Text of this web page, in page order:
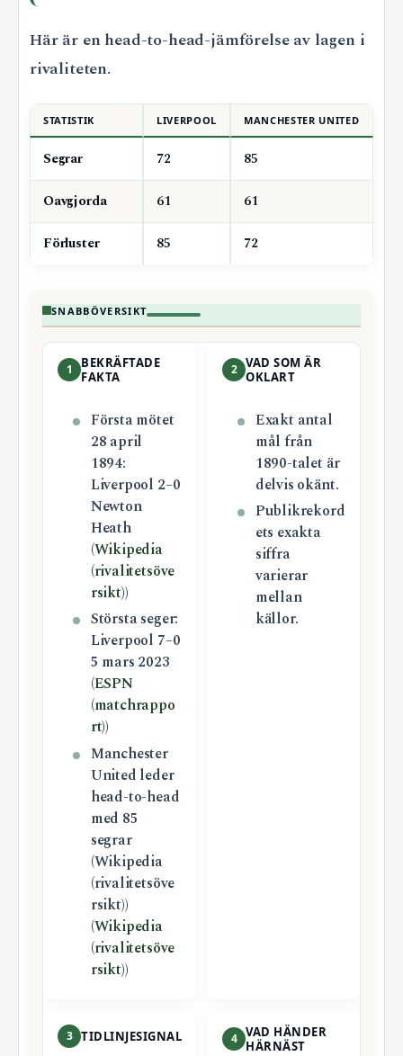
Här är en head-to-head-jämförelse av lagen i
rivaliteten.
STATISTIK LIVERPOOL MANCHESTER UNITED
Segrar 72 85
Oavgjorda 61 61
Förluster 85 72
SNABBÖVERSIKT
1
BEKRÄFTADE
FAKTA
Första mötet
28 april
1894:
Liverpool 2–0
Newton
Heath
(Wikipedia
(rivalitetsöve
rsikt))
Största seger:
Liverpool 7–0
5 mars 2023
(ESPN
(matchrappo
rt))
Manchester
United leder
head-to-head
med 85
segrar
(Wikipedia
(rivalitetsöve
rsikt))
(Wikipedia
(rivalitetsöve
rsikt))
2 VAD SOM ÄR
OKLART
Exakt antal
mål från
1890-talet är
delvis okänt.
Publikrekord
ets exakta
siffra
varierar
mellan
källor.
3 TIDLINJESIGNAL 4 VAD HÄNDER
HÄRNÄST